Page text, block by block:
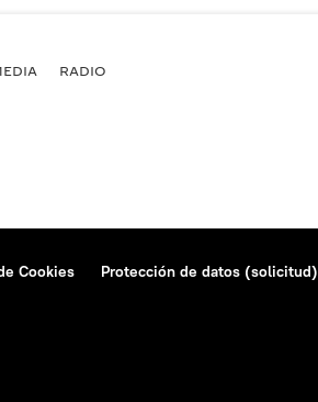
RADIO
Cookies Protección de datos (solicitud)